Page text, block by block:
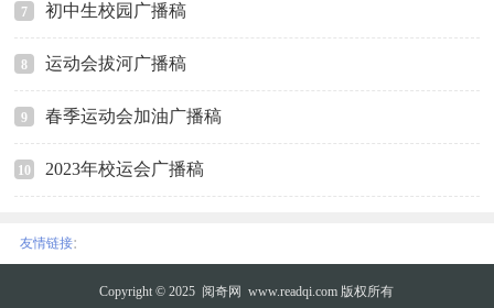
7 初中生校园广播稿
8 运动会拔河广播稿
9 春季运动会加油广播稿
10 2023年校运会广播稿
友情链接:
Copyright © 2025 阅奇网 www.readqi.com 版权所有